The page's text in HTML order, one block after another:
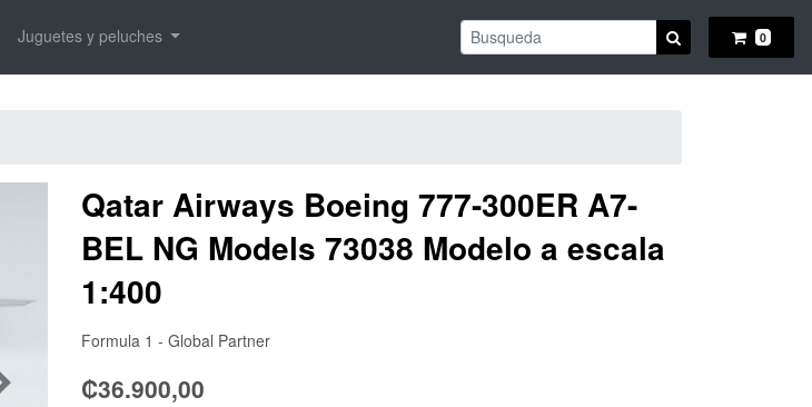
Juguetes y peluches BUSCAR 0
Anterior
Qatar Airways Boeing 777-300ER A7-
BEL NG Models 73038 Modelo a escala
1:400
Formula 1 - Global Partner
₡36.900,00